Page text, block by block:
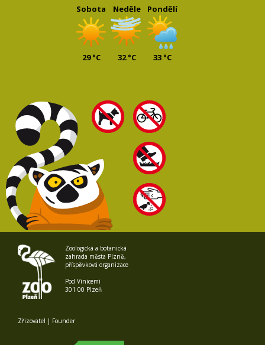
Sobota
29 °C
Neděle
32 °C
Pondělí
33 °C
Zoologická a botanická
zahrada města Plzně,
příspěvková organizace
Pod Vinicemi
301 00 Plzeň
Zřizovatel | Founder